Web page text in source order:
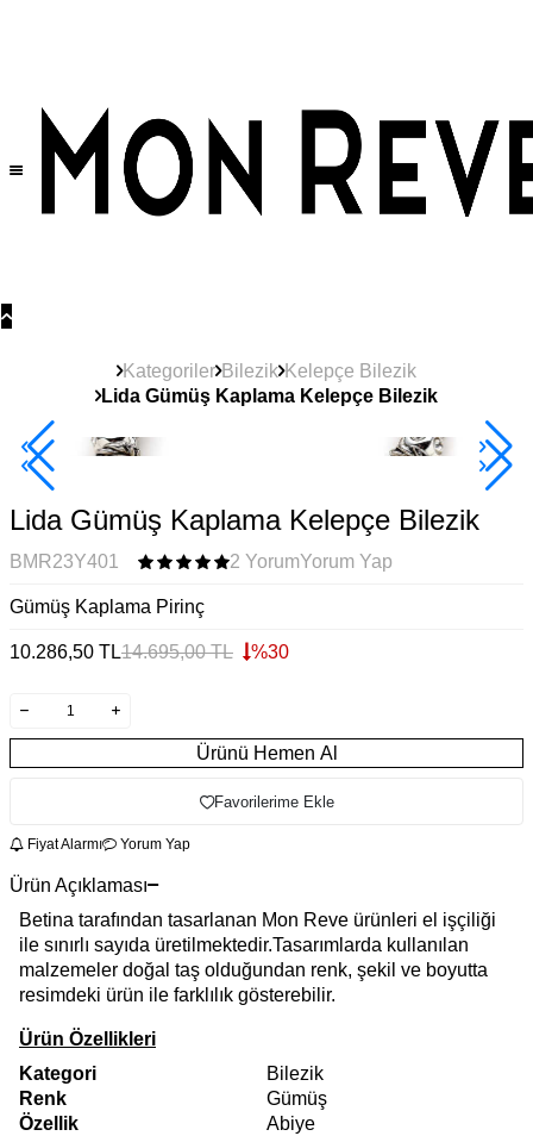
Kategoriler Bilezik Kelepçe Bilezik
Lida Gümüş Kaplama Kelepçe Bilezik
2+ Ürüne +%10
Lida Gümüş Kaplama Kelepçe Bilezik
BMR23Y401 2 YorumYorum Yap
Gümüş Kaplama Pirinç
10.286,50 TL14.695,00TL %30
Ürünü Hemen Al
Favorilerime Ekle
Fiyat Alarmı Yorum Yap
Ürün Açıklaması
Betina tarafından tasarlanan Mon Reve ürünleri el işçiliği
ile sınırlı sayıda üretilmektedir.Tasarımlarda kullanılan
malzemeler doğal taş olduğundan renk, şekil ve boyutta
resimdeki ürün ile farklılık gösterebilir.
Ürün Özellikleri
Kategori
Bilezik
Renk
Gümüş
Özellik
Abiye